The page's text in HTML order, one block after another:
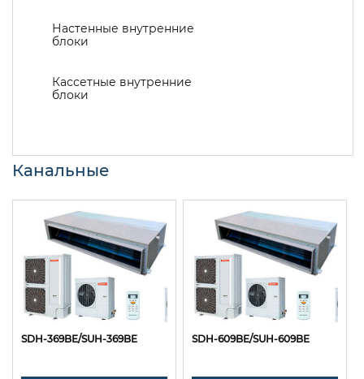
Настенные внутренние
блоки
Кассетные внутренние
блоки
Канальные
SDH-369BE/SUH-369BE SDH-609BE/SUH-609BE